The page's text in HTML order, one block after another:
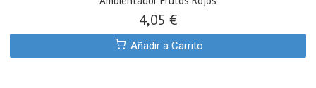
4,05 €
Añadir a Carrito